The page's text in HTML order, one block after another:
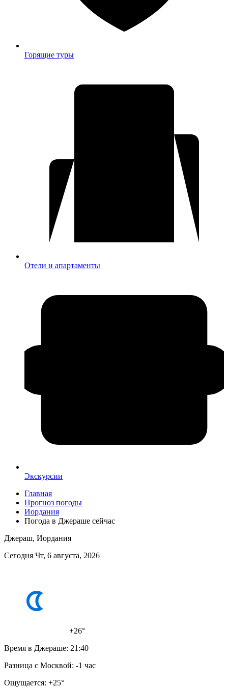
Горящие туры
Отели и апартаменты
Экскурсии
Главная
Прогноз погоды
Иордания
Погода в Джераше сейчас
Джераш, Иордания
Сегодня Чт, 6 августа, 2026
+26°
Время в Джераше: 21:40
Разница с Москвой: -1 час
Ощущается: +25°